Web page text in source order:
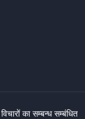
का सम्बन्ध सम्बंधित